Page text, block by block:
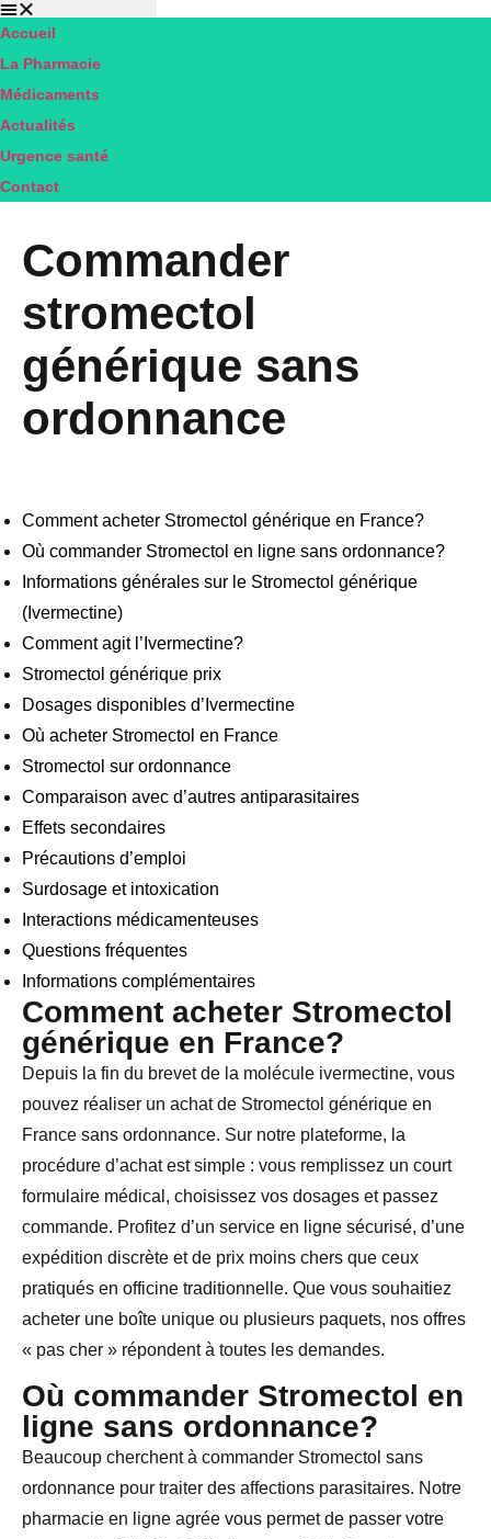
Accueil
La Pharmacie
Médicaments
Actualités
Urgence santé
Contact
Commander
stromectol
générique sans
ordonnance
Comment acheter Stromectol générique en France?
Où commander Stromectol en ligne sans ordonnance?
Informations générales sur le Stromectol générique
(Ivermectine)
Comment agit l’Ivermectine?
Stromectol générique prix
Dosages disponibles d’Ivermectine
Où acheter Stromectol en France
Stromectol sur ordonnance
Comparaison avec d’autres antiparasitaires
Effets secondaires
Précautions d’emploi
Surdosage et intoxication
Interactions médicamenteuses
Questions fréquentes
Informations complémentaires
Comment acheter Stromectol
générique en France?
Depuis la fin du brevet de la molécule ivermectine, vous
pouvez réaliser un achat de Stromectol générique en
France sans ordonnance. Sur notre plateforme, la
procédure d’achat est simple : vous remplissez un court
formulaire médical, choisissez vos dosages et passez
commande. Profitez d’un service en ligne sécurisé, d’une
expédition discrète et de prix moins chers que ceux
pratiqués en officine traditionnelle. Que vous souhaitiez
acheter une boîte unique ou plusieurs paquets, nos offres
« pas cher » répondent à toutes les demandes.
Où commander Stromectol en
ligne sans ordonnance?
Beaucoup cherchent à commander Stromectol sans
ordonnance pour traiter des affections parasitaires. Notre
pharmacie en ligne agrée vous permet de passer votre